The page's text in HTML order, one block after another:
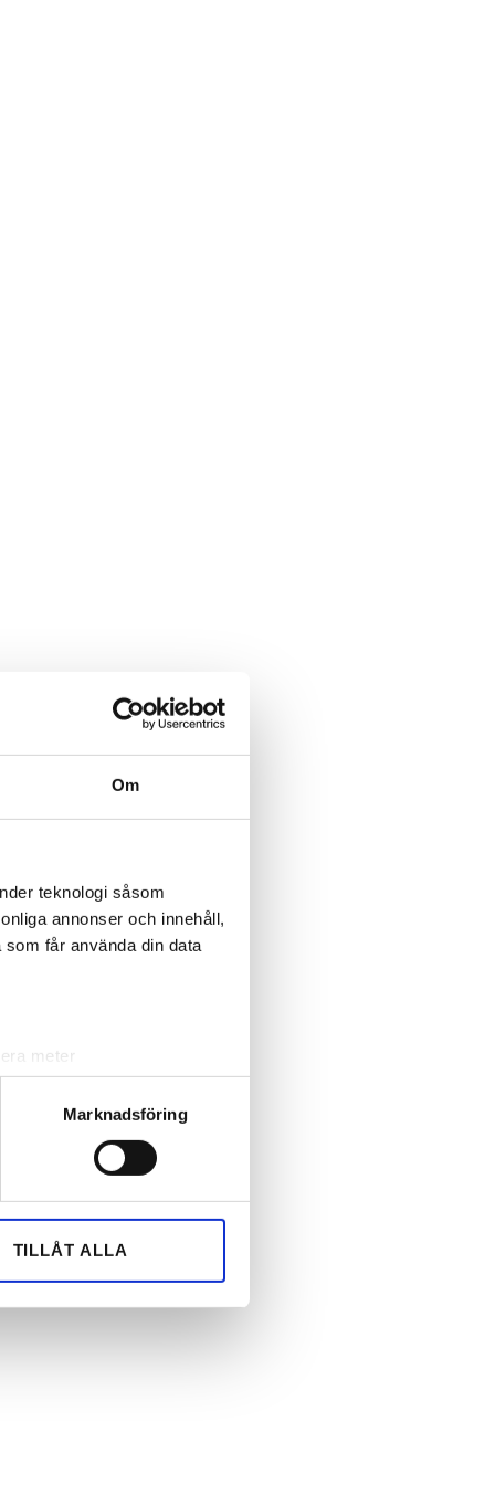
Om
teknologi såsom
annonser och innehåll,
får använda din data
meter
. Du kan ändra
information från din enhet
kombinera informationen
Marknadsföring
TILLÅT ALLA